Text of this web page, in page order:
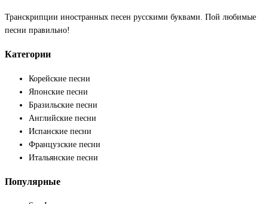
Транскрипции иностранных песен русскими буквами. Пой любимые
песни правильно!
Категории
Корейские песни
Японские песни
Бразильские песни
Английские песни
Испанские песни
Французские песни
Итальянские песни
Популярные